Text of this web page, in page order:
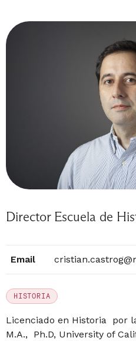
Director Escuela de
Email
HISTORIA
Licenciado en Historia por
M.A., Ph.D, University of